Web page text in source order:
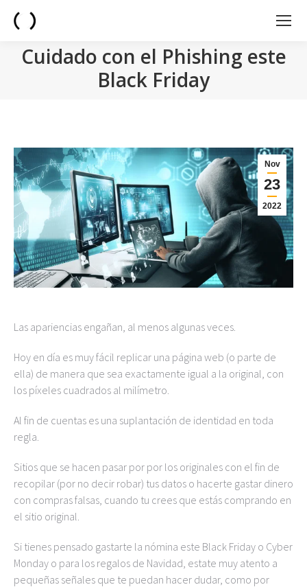
Cuidado con el Phishing este
Black Friday
Nov
23
2022
Las apariencias engañan, al menos algunas veces.
Hoy en día es muy fácil replicar una página web (o parte de
ella) de manera que sea exactamente igual a la original, con
los píxeles cuadrados al milímetro.
Al fin de cuentas es una suplantación de identidad en toda
regla.
Sitios que se hacen pasar por por los originales con el fin de
recopilar (por no decir robar) tus datos o hacerte gastar dinero
con compras falsas, cuando tu crees que estás comprando en
el sitio original.
Si tienes pensado gastarte la nómina este Black Friday o Cyber
Monday o para los regalos de Navidad, estate muy atento a
pequeñas señales que te puedan hacer dudar, como por